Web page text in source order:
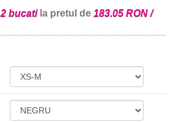
2 bucatila pretul de 183.05 RON /